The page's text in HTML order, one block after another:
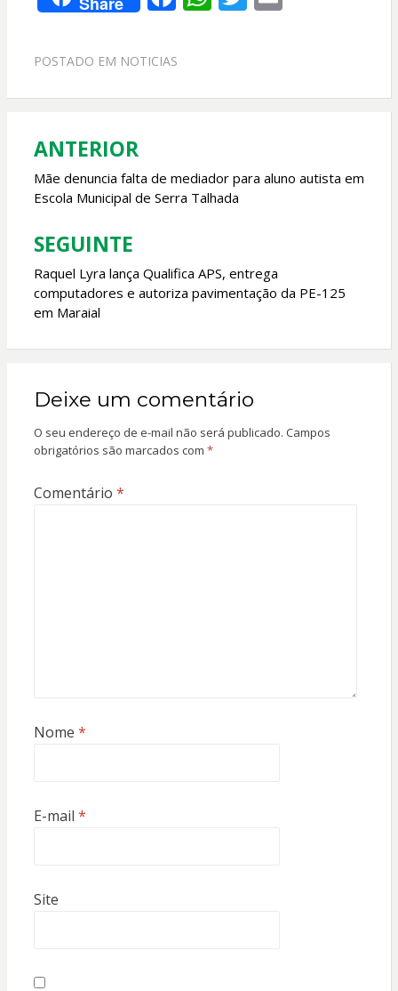
ac
e
o
k
h
A
p
w
POSTADO EM NOTICIAS
Navegação
de
Post
ANTERIOR
Mãe denuncia falta de mediador para aluno autista em
Escola Municipal de Serra Talhada
SEGUINTE
Raquel Lyra lança Qualifica APS, entrega
computadores e autoriza pavimentação da PE-125
em Maraial
Deixe um comentário
O seu endereço de e-mail não será publicado. Campos
obrigatórios são marcados com *
Comentário *
Nome *
E-mail *
Site